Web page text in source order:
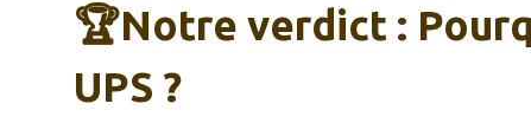
🏆Notre verdict :
UPS ?